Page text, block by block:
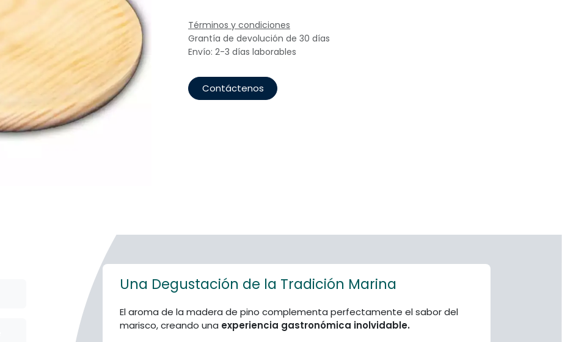
Términos y condiciones
Grantía de devolución de 30 días
Envío: 2-3 días laborables
Contáctenos
Una Degustación de la Tradición Marina
El aroma de la madera de pino complementa perfectamente el sabor del
marisco, creando una experiencia gastronómica inolvidable.